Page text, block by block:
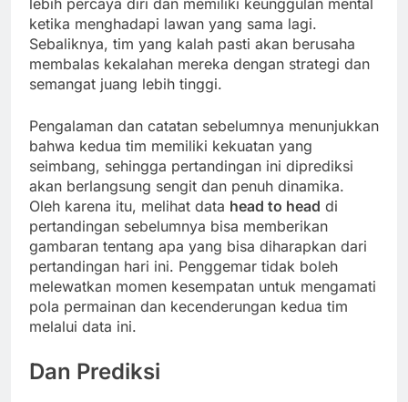
lebih percaya diri dan memiliki keunggulan mental
ketika menghadapi lawan yang sama lagi.
Sebaliknya, tim yang kalah pasti akan berusaha
membalas kekalahan mereka dengan strategi dan
semangat juang lebih tinggi.
Pengalaman dan catatan sebelumnya menunjukkan
bahwa kedua tim memiliki kekuatan yang
seimbang, sehingga pertandingan ini diprediksi
akan berlangsung sengit dan penuh dinamika.
Oleh karena itu, melihat data head to head di
pertandingan sebelumnya bisa memberikan
gambaran tentang apa yang bisa diharapkan dari
pertandingan hari ini. Penggemar tidak boleh
melewatkan momen kesempatan untuk mengamati
pola permainan dan kecenderungan kedua tim
melalui data ini.
Dan Prediksi